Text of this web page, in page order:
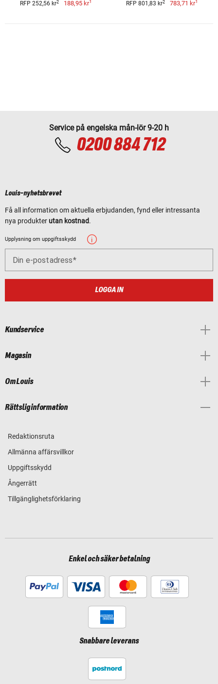
RFP 252,56 kr2 188,95 kr1 RFP 801,83 kr2 783,71 kr1
Service på engelska mån-lör 9-20 h
0200 884 712
Louis-nyhetsbrevet
Få all information om aktuella erbjudanden, fynd eller intressanta
nya produkter utan kostnad.
Upplysning om uppgiftsskydd
Din e-postadress
LOGGA IN
Kundservice
Magasin
Om Louis
Rättslig information
Redaktionsruta
Allmänna affärsvillkor
Uppgiftsskydd
Ångerrätt
Tillgänglighetsförklaring
Enkel och säker betalning
Snabbare leverans